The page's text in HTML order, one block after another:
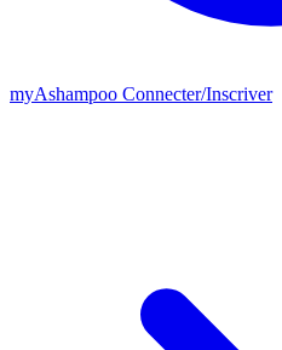
myAshampoo Connecter/Inscriver